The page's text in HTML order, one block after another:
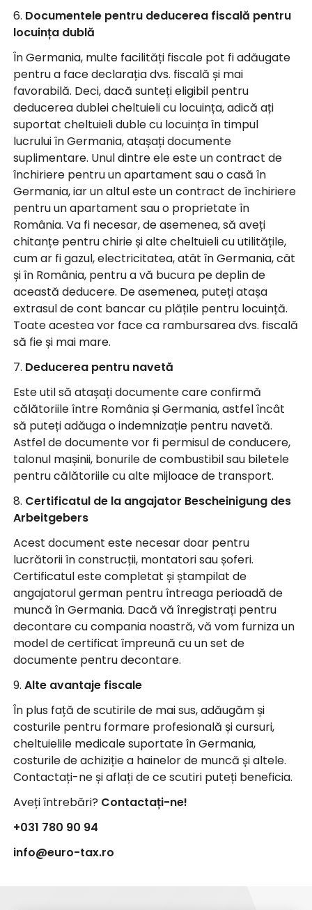
6. Documentele pentru deducerea fiscală pentru
locuința dublă
În Germania, multe facilități fiscale pot fi adăugate
pentru a face declarația dvs. fiscală și mai
favorabilă. Deci, dacă sunteți eligibil pentru
deducerea dublei cheltuieli cu locuința, adică ați
suportat cheltuieli duble cu locuința în timpul
lucrului în Germania, atașați documente
suplimentare. Unul dintre ele este un contract de
închiriere pentru un apartament sau o casă în
Germania, iar un altul este un contract de închiriere
pentru un apartament sau o proprietate în
România. Va fi necesar, de asemenea, să aveți
chitanțe pentru chirie și alte cheltuieli cu utilitățile,
cum ar fi gazul, electricitatea, atât în Germania, cât
și în România, pentru a vă bucura pe deplin de
această deducere. De asemenea, puteți atașa
extrasul de cont bancar cu plățile pentru locuință.
Toate acestea vor face ca rambursarea dvs. fiscală
să fie și mai mare.
7. Deducerea pentru navetă
Este util să atașați documente care confirmă
călătoriile între România și Germania, astfel încât
să puteți adăuga o indemnizație pentru navetă.
Astfel de documente vor fi permisul de conducere,
talonul mașinii, bonurile de combustibil sau biletele
pentru călătoriile cu alte mijloace de transport.
8. Certificatul de la angajator Bescheinigung des
Arbeitgebers
Acest document este necesar doar pentru
lucrătorii în construcții, montatori sau șoferi.
Certificatul este completat și ștampilat de
angajatorul german pentru întreaga perioadă de
muncă în Germania. Dacă vă înregistrați pentru
decontare cu compania noastră, vă vom furniza un
model de certificat împreună cu un set de
documente pentru decontare.
9. Alte avantaje fiscale
În plus față de scutirile de mai sus, adăugăm și
costurile pentru formare profesională și cursuri,
cheltuielile medicale suportate în Germania,
costurile de achiziție a hainelor de muncă și altele.
Contactați-ne și aflați de ce scutiri puteți beneficia.
Aveți întrebări? Contactați-ne!
+031 780 90 94
info@euro-tax.ro